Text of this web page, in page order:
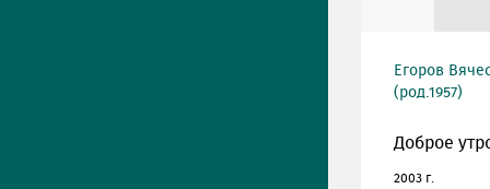
Егоров
(род.1957)
Доброе
2003 г.